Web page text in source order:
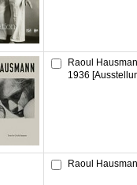
Raoul
1936
Raoul